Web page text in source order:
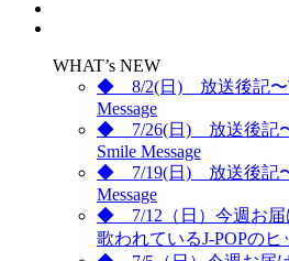
WHAT’s NEW
◆ 8/2(日) 放送後記〜
Message
◆ 7/26(日) 放送後記〜
Smile Message
◆ 7/19(日) 放送後記〜
Message
◆ 7/12（日）今週お届
歌われているJ-POPの